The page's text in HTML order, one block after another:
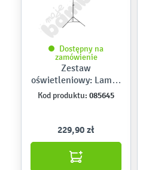
Dostępny na
zamówienie
Zestaw
oświetleniowy: Lampa
SOFTBOX ze
statywem i żarówką
Kod produktu: 085645
229,90 zł